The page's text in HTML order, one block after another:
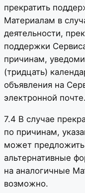
прекратить
Материалам в
деятельности,
поддержки
причинам,
(тридцать)
объявления на
электронной почте.
7.4 В случае
по причинам,
может
альтернативные
на аналогичные
возможно.